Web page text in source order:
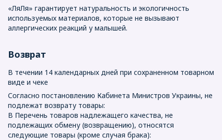
«ЛяЛя» гарантирует натуральность и экологичность
используемых материалов, которые не вызывают
аллергических реакций у малышей.
Возврат
В течении 14 календарных дней при сохраненном товарном
виде и чеке
Согласно постановлению Кабинета Министров Украины, не
подлежат возврату товары:
В Перечень товаров надлежащего качества, не
подлежащих обмену (возвращению), относятся
следующие товары (кроме случая брака):